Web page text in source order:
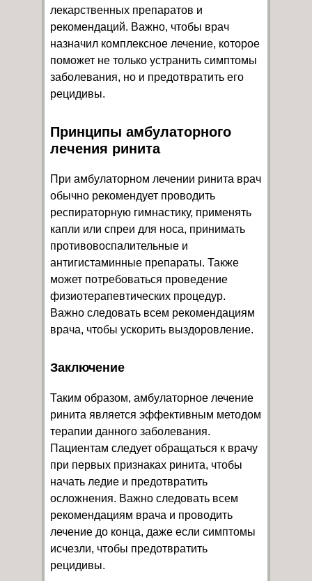
лекарственных препаратов и
рекомендаций. Важно, чтобы врач
назначил комплексное лечение, которое
поможет не только устранить симптомы
заболевания, но и предотвратить его
рецидивы.
Принципы амбулаторного
лечения ринита
При амбулаторном лечении ринита врач
обычно рекомендует проводить
респираторную гимнастику, применять
капли или спреи для носа, принимать
противовоспалительные и
антигистаминные препараты. Также
может потребоваться проведение
физиотерапевтических процедур.
Важно следовать всем рекомендациям
врача, чтобы ускорить выздоровление.
Заключение
Таким образом, амбулаторное лечение
ринита является эффективным методом
терапии данного заболевания.
Пациентам следует обращаться к врачу
при первых признаках ринита, чтобы
начать ледие и предотвратить
осложнения. Важно следовать всем
рекомендациям врача и проводить
лечение до конца, даже если симптомы
исчезли, чтобы предотвратить
рецидивы.